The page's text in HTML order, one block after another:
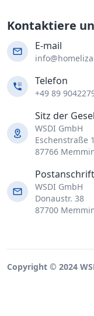
Kontaktiere
E-mail
Telefon
+49 89
Sitz der
WSDI GmbH
Eschenstraße
87766
Postanschrift
WSDI GmbH
Donaustr. 38
87700
Copyright © 2024